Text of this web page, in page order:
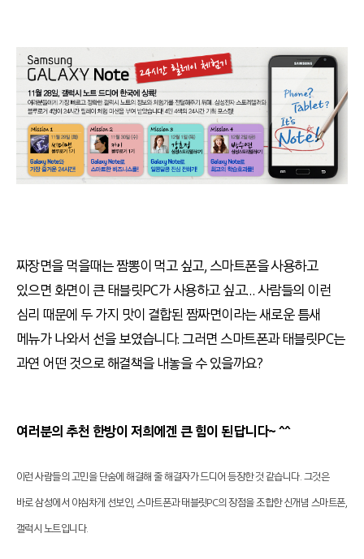
짜장면을 먹을때는 짬뽕이 먹고 싶고, 스마트폰을 사용하고
있으면 화면이 큰 태블릿PC가 사용하고 싶고… 사람들의 이런
심리 때문에 두 가지 맛이 결합된 짬짜면이라는 새로운 틈새
메뉴가 나와서 선을 보였습니다. 그러면 스마트폰과 태블릿PC는
과연 어떤 것으로 해결책을 내놓을 수 있을까요?
여러분의 추천 한방이 저희에겐 큰 힘이 된답니다~ ^^
이런 사람들의 고민을 단숨에 해결해 줄 해결자가 드디어 등장한 것 같습니다. 그것은
바로 삼성에서 야심차게 선보인, 스마트폰과 태블릿PC의 장점을 조합한 신개념 스마트폰,
갤럭시 노트입니다.